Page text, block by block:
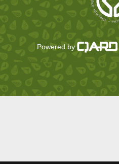
Powered by